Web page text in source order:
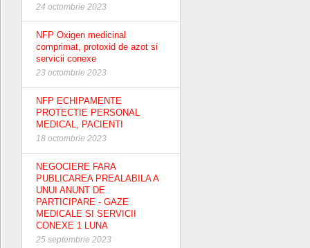
24 octombrie 2023
NFP Oxigen medicinal
comprimat, protoxid de azot si
servicii conexe
23 octombrie 2023
NFP ECHIPAMENTE
PROTECTIE PERSONAL
MEDICAL, PACIENTI
18 octombrie 2023
NEGOCIERE FARA
PUBLICAREA PREALABILA A
UNUI ANUNT DE
PARTICIPARE - GAZE
MEDICALE SI SERVICII
CONEXE 1 LUNA
25 septembrie 2023